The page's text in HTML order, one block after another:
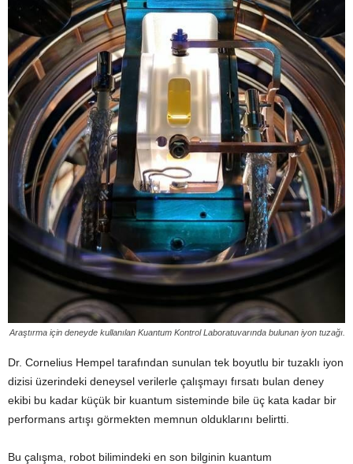
Araştırma için deneyde kullanılan Kuantum Kontrol Laboratuvarında bulunan iyon tuzağı.
Dr. Cornelius Hempel tarafından sunulan tek boyutlu bir tuzaklı iyon
dizisi üzerindeki deneysel verilerle çalışmayı fırsatı bulan deney
ekibi bu kadar küçük bir kuantum sisteminde bile üç kata kadar bir
performans artışı görmekten memnun olduklarını belirtti.
Bu çalışma, robot bilimindeki en son bilginin kuantum